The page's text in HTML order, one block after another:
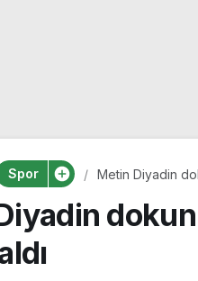
Spor Metin Diyadin